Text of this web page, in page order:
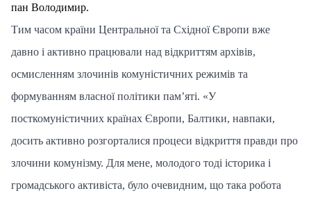
пан Володимир.
Тим часом країни Центральної та Східної Європи вже
давно і активно працювали над відкриттям архівів,
осмисленням злочинів комуністичних режимів та
формуванням власної політики пам’яті. «У
посткомуністичних країнах Європи, Балтики, навпаки,
досить активно розгорталися процеси відкриття правди про
злочини комунізму. Для мене, молодого тоді історика і
громадського активіста, було очевидним, що така робота